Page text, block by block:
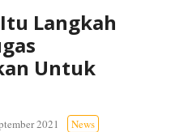
Langkah
Untuk
2021 News